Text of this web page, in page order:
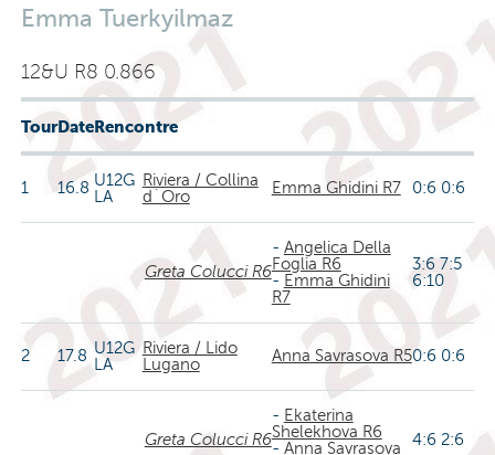
Emma Tuerkyilmaz
12&U R8 0.866
TourDateRencontre
1 16.8 U12G
LA
Riviera / Collina
d´Oro
Emma Ghidini R7 0:6 0:6
Greta Colucci R6
- Angelica Della
Foglia R6
- Emma Ghidini
R7
3:6 7:5
6:10
2 17.8 U12G
LA
Riviera / Lido
Lugano
Anna Savrasova R50:6 0:6
Greta Colucci R6
- Ekaterina
Shelekhova R6
- Anna Savrasova
4:6 2:6